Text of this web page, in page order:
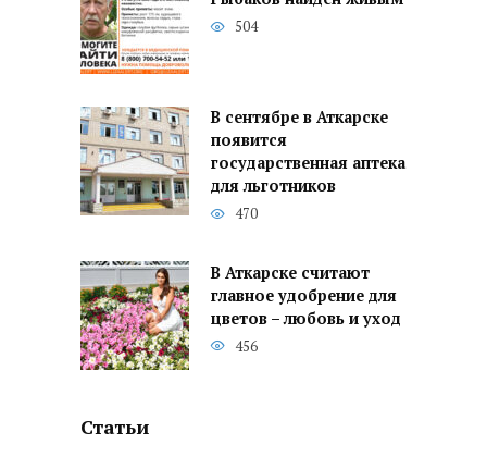
504
В сентябре в Аткарске
появится
государственная аптека
для льготников
470
В Аткарске считают
главное удобрение для
цветов – любовь и уход
456
Статьи